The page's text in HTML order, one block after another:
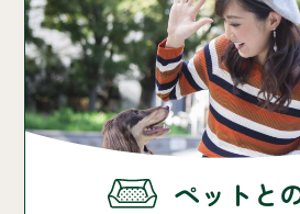
ペットと